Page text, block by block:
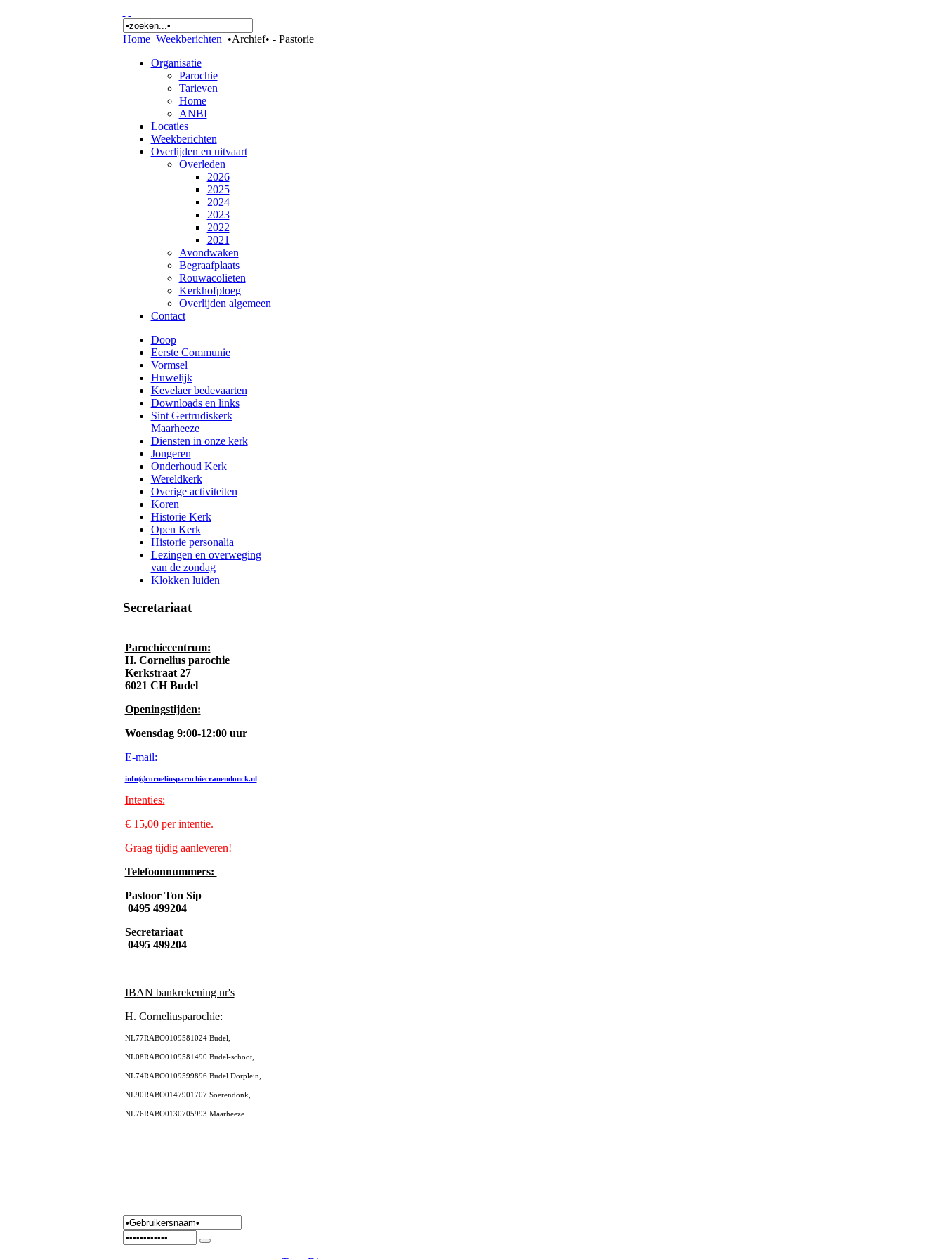
Home Weekberichten •Archief• - Pastorie
Organisatie
Parochie
Tarieven
Home
ANBI
Locaties
Weekberichten
Overlijden en uitvaart
Overleden
2026
2025
2024
2023
2022
2021
Avondwaken
Begraafplaats
Rouwacolieten
Kerkhofploeg
Overlijden algemeen
Contact
Doop
Eerste Communie
Vormsel
Huwelijk
Kevelaer bedevaarten
Downloads en links
Sint Gertrudiskerk
Maarheeze
Diensten in onze kerk
Jongeren
Onderhoud Kerk
Wereldkerk
Overige activiteiten
Koren
Historie Kerk
Open Kerk
Historie personalia
Lezingen en overweging
van de zondag
Klokken luiden
Secretariaat
Parochiecentrum:
H. Cornelius parochie
Kerkstraat 27
6021 CH Budel
Openingstijden:
Woensdag 9:00-12:00 uur
E-mail:
info@corneliusparochiecranendonck.nl
Intenties:
€ 15,00 per intentie.
Graag tijdig aanleveren!
Telefoonnummers:
Pastoor Ton Sip
0495 499204
Secretariaat
0495 499204
IBAN bankrekening nr's
H. Corneliusparochie:
NL77RABO0109581024 Budel,
NL08RABO0109581490 Budel-schoot,
NL74RABO0109599896 Budel Dorplein,
NL90RABO0147901707 Soerendonk,
NL76RABO0130705993 Maarheeze.